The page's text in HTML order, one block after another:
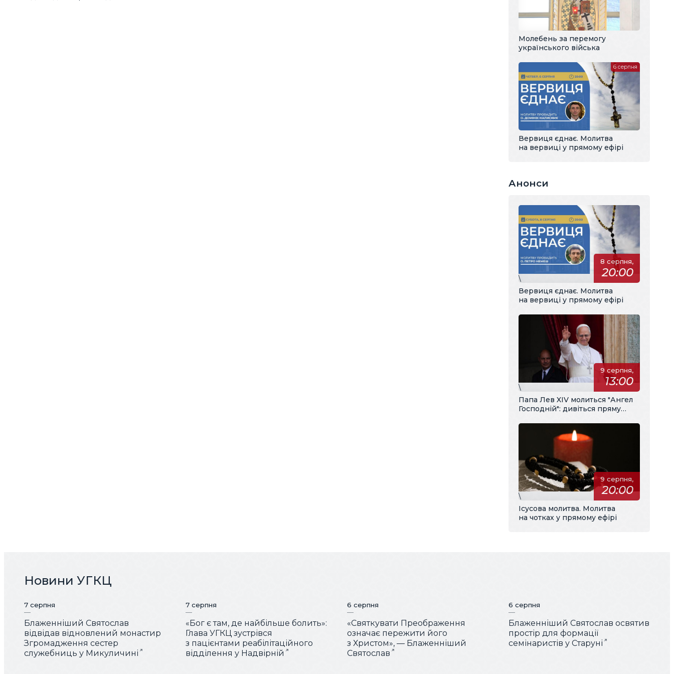
Молебень за перемогу
українського війська
Вервиця єднає. Молитва
на вервиці у прямому ефірі
6 серпня
Анонси
8 серпня,
20:00
\
Вервиця єднає. Молитва
на вервиці у прямому ефірі
9 серпня,
13:00
\
Папа Лев XIV молиться "Ангел
Господній": дивіться пряму
перекладом
9 серпня,
20:00
\
Ісусова молитва. Молитва
на чотках у прямому ефірі
Новини УГКЦ
7 серпня
Блаженніший Святослав
відвідав відновлений монастир
Згромадження сестер
служебниць у Микуличині
7 серпня
«Бог є там, де найбільше болить»:
Глава УГКЦ зустрівся
з пацієнтами реабілітаційного
відділення у Надвірній
6 серпня
«Святкувати Преображення
означає пережити його
з Христом», — Блаженніший
Святослав
6 серпня
Блаженніший Святослав освятив
простір для формації
семінаристів у Старуні